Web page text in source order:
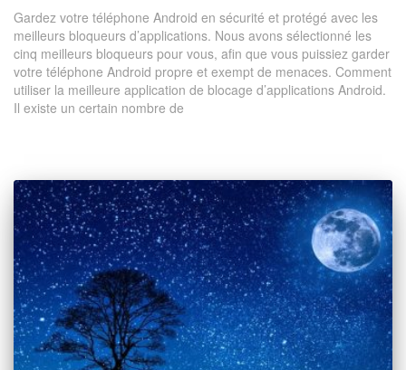
Gardez votre téléphone Android en sécurité et protégé avec les
meilleurs bloqueurs d’applications. Nous avons sélectionné les
cinq meilleurs bloqueurs pour vous, afin que vous puissiez garder
votre téléphone Android propre et exempt de menaces. Comment
utiliser la meilleure application de blocage d’applications Android.
Il existe un certain nombre de